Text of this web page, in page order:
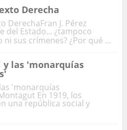
Derecha
DerechaFran J. Pérez
del Estado... ¿tampoco
sus crímenes? ¿Por qué ...
y las 'monarquías
'monarquías
En 1919, los
una república social y